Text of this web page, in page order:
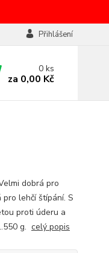
Přihlášení
0ks
za 0,00 Kč
dobrá pro
lehčí štípání. S
proti úderu a
g. celý popis